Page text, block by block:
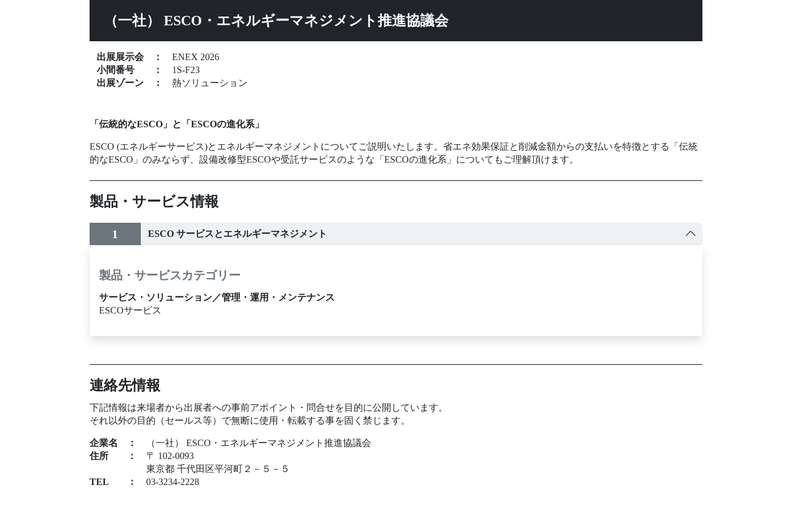
（一社） ESCO・エネルギーマネジメント推進協議会
出展展示会 ： ENEX 2026
小間番号
： 1S-F23
出展ゾーン ： 熱ソリューション
「伝統的なESCO」と「ESCOの進化系」
ESCO (エネルギーサービス)とエネルギーマネジメントについてご説明いたします。省エネ効果保証と削減金額からの支払いを特徴とする「伝統
的なESCO」のみならず、設備改修型ESCOや受託サービスのような「ESCOの進化系」についてもご理解頂けます。
製品・サービス情報
1 ESCO サービスとエネルギーマネジメント
製品・サービスカテゴリー
サービス・ソリューション／管理・運用・メンテナンス
ESCOサービス
連絡先情報
下記情報は来場者から出展者への事前アポイント・問合せを目的に公開しています。
それ以外の目的（セールス等）で無断に使用・転載する事を固く禁じます。
企業名 ：
（一社） ESCO・エネルギーマネジメント推進協議会
住所
： 〒 102-0093
東京都 千代田区平河町２－５－５
TEL
： 03-3234-2228